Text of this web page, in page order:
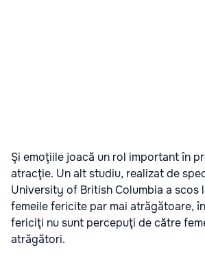
Şi emoţiile joacă un rol important în
atracţie. Un alt studiu, realizat de
University of British Columbia a scos
femeile fericite par mai atrăgătoare,
fericiţi nu sunt percepuţi de către
atrăgători.